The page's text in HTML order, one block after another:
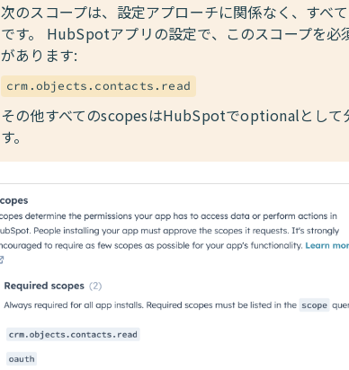
次のスコープは、設定アプローチに関係なく、すべ
です。 HubSpotアプリの設定で、このスコープを必
があります:
crm.objects.contacts.read
その他すべてのscopesはHubSpotでoptionalとして
す。